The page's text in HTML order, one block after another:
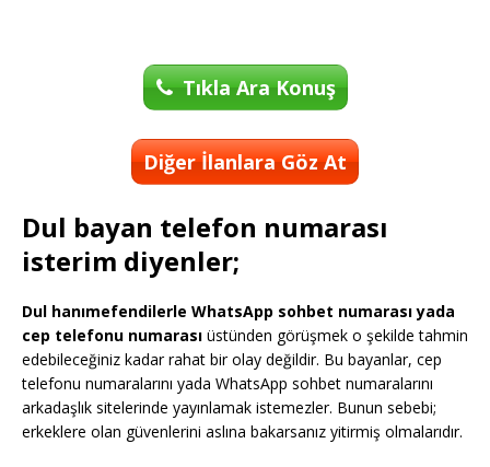
Tıkla Ara Konuş
Diğer İlanlara Göz At
Dul bayan telefon numarası
isterim diyenler;
Dul hanımefendilerle WhatsApp sohbet numarası yada
cep telefonu numarası üstünden görüşmek o şekilde tahmin
edebileceğiniz kadar rahat bir olay değildir. Bu bayanlar, cep
telefonu numaralarını yada WhatsApp sohbet numaralarını
arkadaşlık sitelerinde yayınlamak istemezler. Bunun sebebi;
erkeklere olan güvenlerini aslına bakarsanız yitirmiş olmalarıdır.